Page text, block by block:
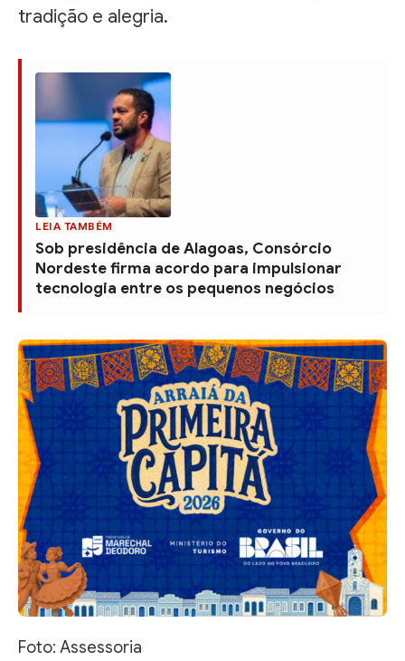
tradição e alegria.
LEIA TAMBÉM
Sob presidência de Alagoas, Consórcio
Nordeste firma acordo para impulsionar
tecnologia entre os pequenos negócios
Foto: Assessoria